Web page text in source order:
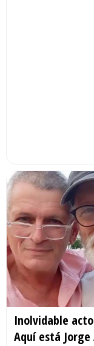
Inolvidable
Aquí está Jorge